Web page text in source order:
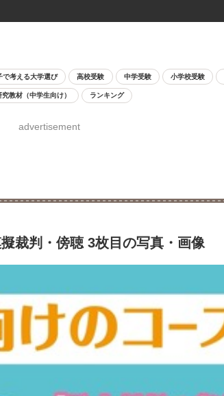
で考える大学選び 高校受験 中学受験 小学校受験
究教材（中学生向け） ランキング
advertisement
裁判・傍聴 3枚目の写真・画像